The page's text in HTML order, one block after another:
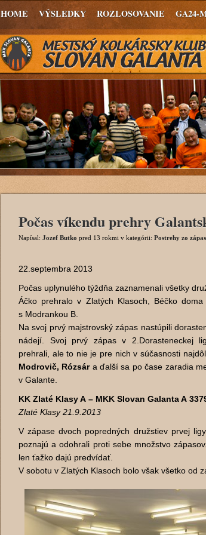
HOME VÝSLEDKY ROZLOSOVANIE GA24-
Počas víkendu prehry
Napísal: Jozef Butko pred 13 rokmi v kategórii: Postrehy zo
22.septembra 2013
Počas uplynulého týždňa zaznamenali všetky
Áčko prehralo v Zlatých Klasoch, Béčko
s Modrankou B.
Na svoj prvý majstrovský zápas nastúpili
nádejí. Svoj prvý zápas v 2.Dorasteneckej
prehrali, ale to nie je pre nich v súčasnosti
Modrovič, Rózsára ďalší sa po čase zaradia
v Galante.
KK Zlaté Klasy A – MKK Slovan Galanta A
Zlaté Klasy 21.9.2013
V zápase dvoch popredných družstiev prvej
poznajú a odohrali proti sebe množstvo
len ťažko dajú predvídať.
V sobotu v Zlatých Klasoch bolo však všetko od